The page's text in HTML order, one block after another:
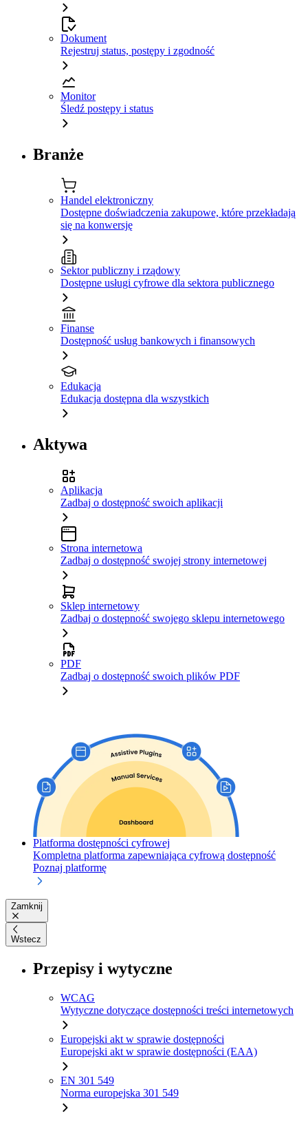
Dokument
Rejestruj status, postępy i zgodność
Monitor
Śledź postępy i status
Branże
Handel elektroniczny
Dostępne doświadczenia zakupowe, które przekładają
się na konwersję
Sektor publiczny i rządowy
Dostępne usługi cyfrowe dla sektora publicznego
Finanse
Dostępność usług bankowych i finansowych
Edukacja
Edukacja dostępna dla wszystkich
Aktywa
Aplikacja
Zadbaj o dostępność swoich aplikacji
Strona internetowa
Zadbaj o dostępność swojej strony internetowej
Sklep internetowy
Zadbaj o dostępność swojego sklepu internetowego
PDF
Zadbaj o dostępność swoich plików PDF
Platforma dostępności cyfrowej
Kompletna platforma zapewniająca cyfrową dostępność
Poznaj platformę
Zamknij
Wstecz
Przepisy i wytyczne
WCAG
Wytyczne dotyczące dostępności treści internetowych
Europejski akt w sprawie dostępności
Europejski akt w sprawie dostępności (EAA)
EN 301 549
Norma europejska 301 549